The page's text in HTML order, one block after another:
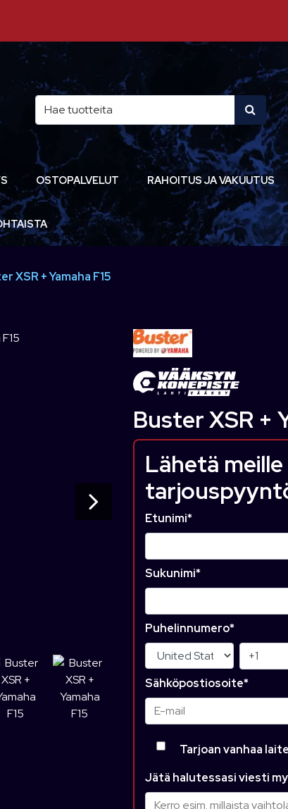
OSTOPALVELUT RAHOITUS JA VAKUUTUS
XSR + Yamaha F15
Buster XSR +
Lähetä
Etunimi*
Sukunimi*
Puhelinnumero*
Sähköpostiosoite*
Tarjoan vanhaa
Jätä halutessasi viesti